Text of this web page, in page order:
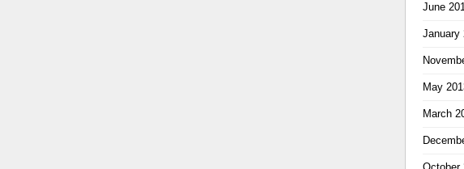
June
January
May
March